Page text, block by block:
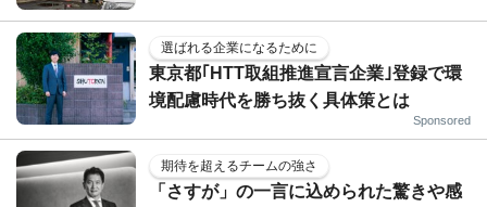
選ばれる企業になるために
東京都｢HTT取組推進宣言企業｣登録で環
境配慮時代を勝ち抜く具体策とは
Sponsored
期待を超えるチームの強さ
「さすが」の一言に込められた驚きや感